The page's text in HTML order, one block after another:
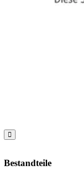

Bestandteile